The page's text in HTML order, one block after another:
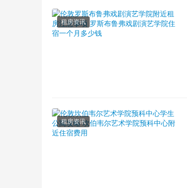
租房资讯
租房资讯